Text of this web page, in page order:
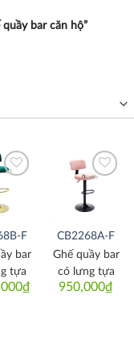
quầy bar căn hộ”
F
₫
bar
tựa
CB2268A-F
950,000₫
Ghế quầy bar
có lưng tựa